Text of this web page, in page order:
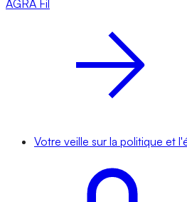
AGRA Fil
Votre veille sur la politique et